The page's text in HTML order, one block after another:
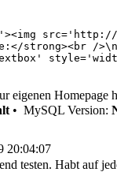
src='http://
strong><br /
eigenen Homepage
• MySQL Version:
20:04:07
testen. Habt auf